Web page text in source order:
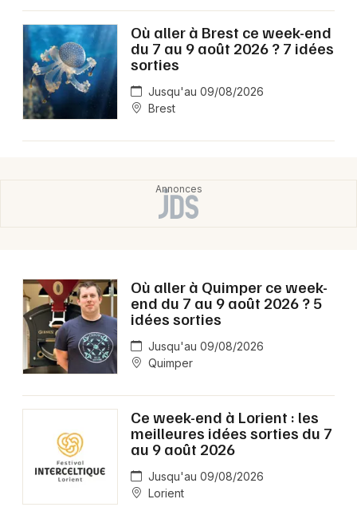
Où aller à Brest ce week-end
du 7 au 9 août 2026 ? 7 idées
sorties
Jusqu'au 09/08/2026
Brest
Où aller à Quimper ce week-
end du 7 au 9 août 2026 ? 5
idées sorties
Jusqu'au 09/08/2026
Quimper
Ce week-end à Lorient : les
meilleures idées sorties du 7
au 9 août 2026
Jusqu'au 09/08/2026
Lorient